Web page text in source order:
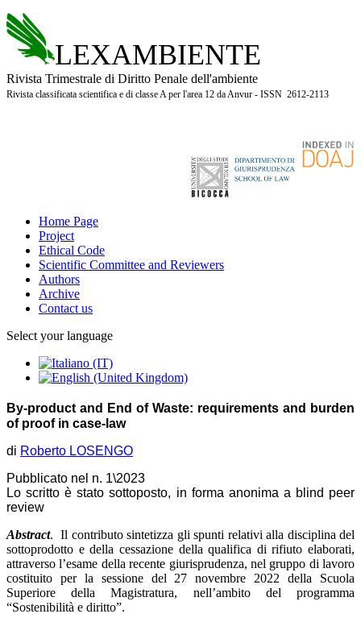
LEXAMBIENTE
Rivista Trimestrale di Diritto Penale dell'ambiente
Rivista classificata scientifica e di classe A per l'area 12 da Anvur - ISSN 2612-2113
Home Page
Project
Ethical Code
Scientific Committee and Reviewers
Authors
Archive
Contact us
Select your language
By-product and End of Waste: requirements and burden
of proof in case-law
di Roberto LOSENGO
Pubblicato nel n. 1\2023
Lo scritto è stato sottoposto, in forma anonima a blind peer
review
Abstract. Il contributo sintetizza gli spunti relativi alla disciplina del
sottoprodotto e della cessazione della qualifica di rifiuto elaborati,
attraverso l’esame della recente giurisprudenza, nel gruppo di lavoro
costituito per la sessione del 27 novembre 2022 della Scuola
Superiore della Magistratura, nell’ambito del programma
“Sostenibilità e diritto”.